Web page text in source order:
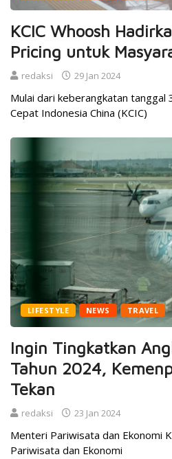
KCIC Whoosh
Pricing untuk
redaksi 29 Jan 2024
Mulai dari keberangkatan
Cepat Indonesia China (KCIC)
LIFESTYLE NEWS TRAVEL
Ingin Tingkatkan
Tahun 2024,
Tekan
redaksi 23 Jan 2024
Menteri Pariwisata dan Ekonomi
Pariwisata dan Ekonomi